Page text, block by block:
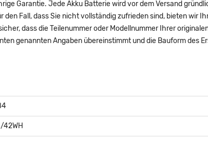
Garantie. Jede Akku Batterie wird vor dem Versand
Fall, dass Sie nicht vollständig zufrieden sind, bieten wir
dass die Teilenummer oder Modellnummer Ihrer
genannten Angaben übereinstimmt und die Bauform des
42WH